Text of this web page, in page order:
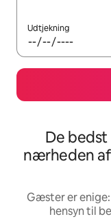
Udtjekning
De
nærheden
Gæster er
hensyn til